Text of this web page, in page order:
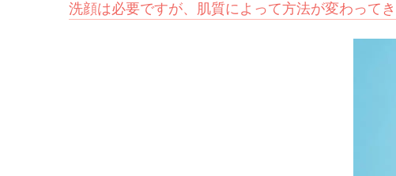
洗顔は必要ですが、肌質によって方法が変わって